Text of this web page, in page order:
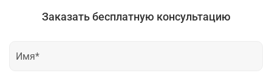
Заказать бесплатную консультацию